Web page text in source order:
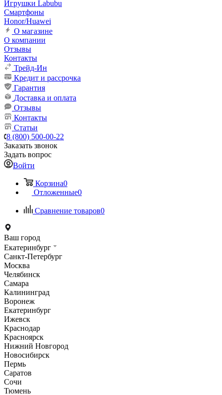
Игрушки Labubu
Смартфоны
Honor/Huawei
О магазине
О компании
Отзывы
Контакты
Трейд-Ин
Кредит и рассрочка
Гарантия
Доставка и оплата
Отзывы
Контакты
Статьи
8 (800) 500-00-22
Заказать звонок
Задать вопрос
Войти
Корзина0
Отложенные0
Сравнение товаров0
Ваш город
Екатеринбург
Санкт-Петербург
Москва
Челябинск
Самара
Калининград
Воронеж
Екатеринбург
Ижевск
Краснодар
Красноярск
Нижний Новгород
Новосибирск
Пермь
Саратов
Сочи
Тюмень